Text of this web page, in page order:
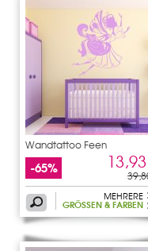
Wandtattoo Feen
-65%
MEHRERE
GRÖSSEN & FARBEN